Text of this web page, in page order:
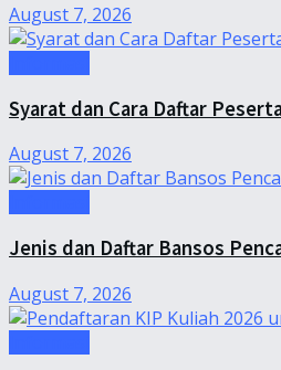
August 7, 2026
Syarat dan Cara Daftar
August 7, 2026
Jenis dan Daftar Bansos
August 7, 2026